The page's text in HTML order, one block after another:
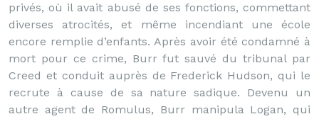
privés, où il avait abusé de ses fonctions, commettant
diverses atrocités, et même incendiant une école
encore remplie d’enfants. Après avoir été condamné à
mort pour ce crime, Burr fut sauvé du tribunal par
Creed et conduit auprès de Frederick Hudson, qui le
recrute à cause de sa nature sadique. Devenu un
autre agent de Romulus, Burr manipula Logan, qui